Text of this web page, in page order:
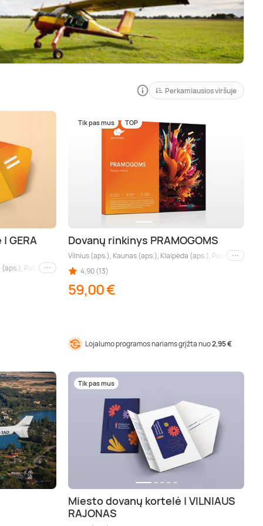
Perkamiausios viršuje
GERA
Palanga (aps.), Nida (aps.), Druskininkai (aps.), Birštonas (aps.), Trakai
Kiti miestai
Tik pas mus TOP
Dovanų rinkinys PRAMOGOMS
Vilnius (aps.), Kaunas (aps.), Klaipėda (aps.), PalangaKiti
4,90 (13)
59,00 €
Lojalumo programos nariams grįžta nuo2,95 €
(aps.), Kupiškis (aps.), Panevėžys (aps.), Anykščiai (aps.), Marijampolė
Tik pas mus
Miesto dovanų kortelė | VILNIAUS
RAJONAS